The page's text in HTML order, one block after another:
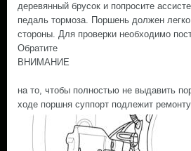
деревянный брусок и попросите
педаль тормоза. Поршень должен
стороны. Для проверки необходимо
Обратите
ВНИМАНИЕ
на то, чтобы полностью не выдавить
ходе поршня суппорт подлежит